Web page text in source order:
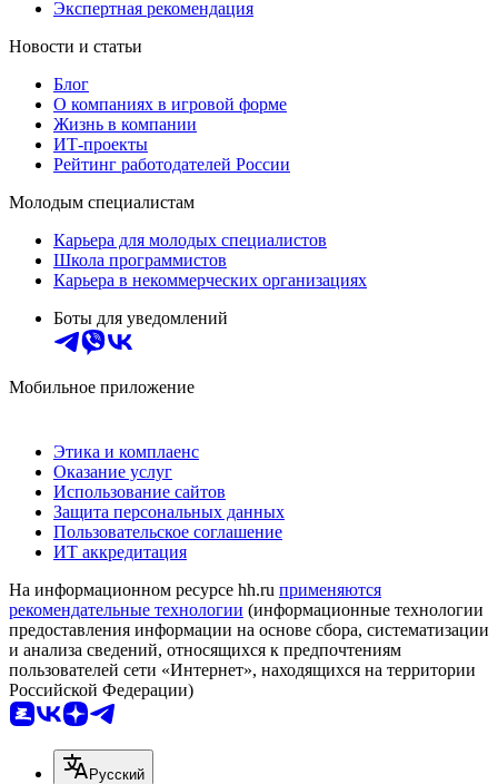
Экспертная рекомендация
Новости и статьи
Блог
О компаниях в игровой форме
Жизнь в компании
ИТ-проекты
Рейтинг работодателей России
Молодым специалистам
Карьера для молодых специалистов
Школа программистов
Карьера в некоммерческих организациях
Боты для уведомлений
Мобильное приложение
Этика и комплаенс
Оказание услуг
Использование сайтов
Защита персональных данных
Пользовательское соглашение
ИТ аккредитация
На информационном ресурсе hh.ru применяются
рекомендательные технологии (информационные технологии
предоставления информации на основе сбора, систематизации
и анализа сведений, относящихся к предпочтениям
пользователей сети «Интернет», находящихся на территории
Российской Федерации)
Русский